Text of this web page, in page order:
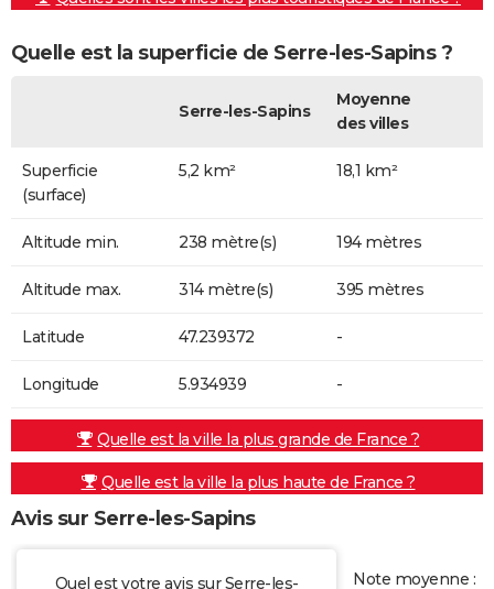
Quelle est la superficie de Serre-les-Sapins ?
Serre-les-Sapins
Moyenne
des villes
Superficie
(surface)
5,2 km² 18,1 km²
Altitude min. 238 mètre(s) 194 mètres
Altitude max. 314 mètre(s) 395 mètres
Latitude 47.239372 -
Longitude 5.934939 -
Quelle est la ville la plus grande de France ?
Quelle est la ville la plus haute de France ?
Avis sur Serre-les-Sapins
Quel est votre avis sur Serre-les- Note moyenne :